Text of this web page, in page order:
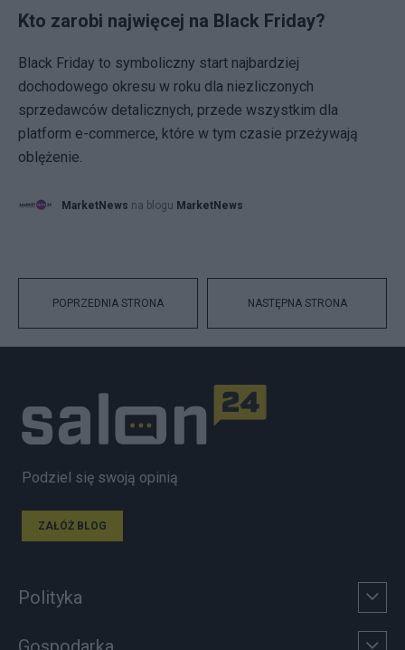
Kto zarobi najwięcej na Black Friday?
Black Friday to symboliczny start najbardziej
dochodowego okresu w roku dla niezliczonych
sprzedawców detalicznych, przede wszystkim dla
platform e-commerce, które w tym czasie przeżywają
oblężenie.
MarketNews na blogu MarketNews
POPRZEDNIA STRONA NASTĘPNA STRONA
Podziel się swoją opinią
ZAŁÓŻ BLOG
Polityka